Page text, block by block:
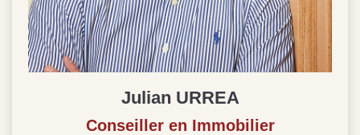
Julian URREA
Conseiller en Immobilier